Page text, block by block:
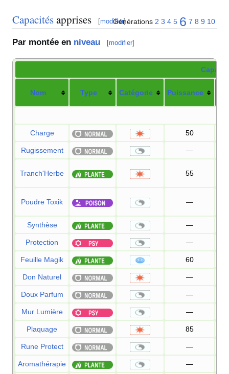
Capacitésapprises [modifier]
Générations 2 3 4 5 6 7 8 9 10
Par montée en niveau [modifier]
Nom Type Catégorie Puissance
Charge 50
Rugissement —
Tranch'Herbe 55
Poudre Toxik —
Synthèse —
Protection —
Feuille Magik 60
Don Naturel —
Doux Parfum —
Mur Lumière —
Plaquage 85
Rune Protect —
Aromathérapie —